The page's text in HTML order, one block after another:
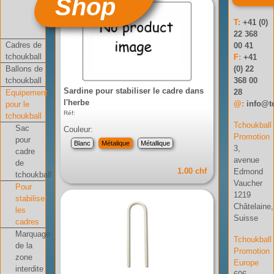
Shop
Cadres de
tchoukball
Ballons de
tchoukball
Equipement
pour le
tchoukball
Sac
pour
cadre
de
tchoukball
Pour
stabiliser
les
cadres
Marquage
de la
zone
interdite
Sardine pour stabiliser le cadre dans
l'herbe
Réf:
Couleur:
Blanc Métalique Métallique
1.00 chf
T:+41 (0)
22 368
00 41
F:+41
(0) 22
368 00
28
@:
Tchoukball
Promotion
3,
avenue
Edmond
Vaucher
1219
Châtelaine,
Suisse
Tchoukball
Promotion
Europe